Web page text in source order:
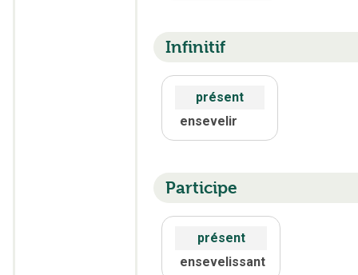
Infinitif
présent
ensevelir
Participe
présent
ensevelissant